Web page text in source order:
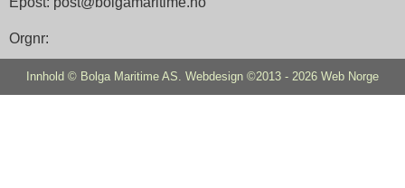
Orgnr:
Innhold © Bolga Maritime AS. Webdesign ©2013 - 2026 Web Norge